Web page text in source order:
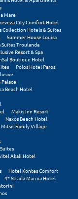
Mare
City Comfort Hotel
Collection Hotels & Suites
Summer House Louisa
Troulanda
Resort & Spa
Boutique Hotel
Polos Hotel Paros
Beach Hotel
Makis Inn Resort
Naxos Beach Hotel
Mitsis Family Village
Akali Hotel
Hotel Kontes Comfort
4* Strada Marina Hotel